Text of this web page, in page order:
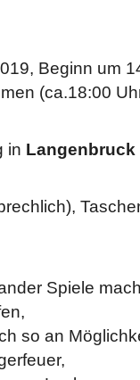
Beginn um
(ca.18:00
in Langenbruck
Spiele
so an